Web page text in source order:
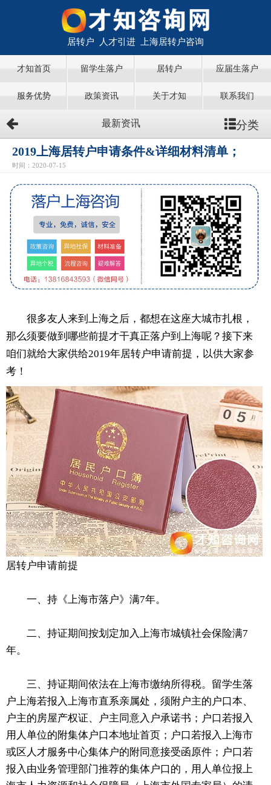
居转户 人才引进 上海居转户咨询
才知首页 留学生落户 居转户 应届生落户
服务优势 政策资讯 关于才知 联系我们
最新资讯 分类
2019上海居转户申请条件&详细材料清单；
时间：2020-07-15
很多友人来到上海之后，都想在这座大城市扎根，
那么须要做到哪些前提才干真正落户到上海呢？接下来
咱们就给大家供给2019年居转户申请前提，以供大家参
考！
居转户申请前提
一、持《上海市落户》满7年。
二、持证期间按划定加入上海市城镇社会保险满7
年。
三、持证期间依法在上海市缴纳所得税。留学生落
户上海若报入上海市直系亲属处，须附户主的户口本、
户主的房屋产权证、户主同意入户承诺书；户口若报入
用人单位的附集体户口本地址首页；户口若报入上海市
或区人才服务中心集体户的附同意接受函原件；户口若
报入由业务管理部门推荐的集体户口的，用人单位报上